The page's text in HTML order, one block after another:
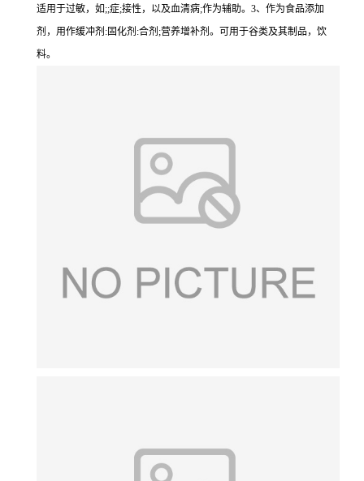
适用于过敏，如;;症;接性，以及血清病;作为辅助。3、作为食品添加
剂，用作缓冲剂:固化剂:合剂;营养增补剂。可用于谷类及其制品，饮
料。